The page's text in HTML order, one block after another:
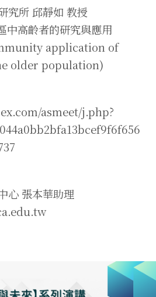
究所 邱靜如 教授
高齡者的研究與應用
application of
older population)
asmeet/j.php?
心 張本華助理